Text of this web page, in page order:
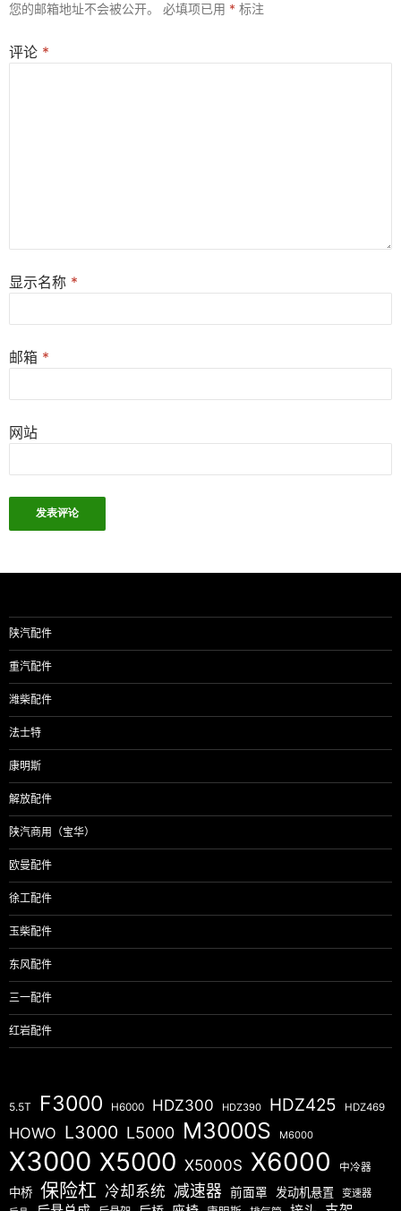
您的邮箱地址不会被公开。 必填项已用 * 标注
评论 *
显示名称 *
邮箱 *
网站
陕汽配件
重汽配件
潍柴配件
法士特
康明斯
解放配件
陕汽商用（宝华）
欧曼配件
徐工配件
玉柴配件
东风配件
三一配件
红岩配件
5.5T F3000 H6000 HDZ300 HDZ390 HDZ425 HDZ469
HOWO L3000 L5000 M3000S M6000
X3000 X5000 X5000S X6000 中冷器
中桥 保险杠 冷却系统 减速器 前面罩 发动机悬置 变速器